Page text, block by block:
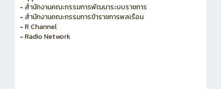
- สำนักงานคณะกรรมการพัฒนาระบบราชการ
- สำนักงานคณะกรรมการข้าราชการพลเรือน
- R Channel
- Radio Network